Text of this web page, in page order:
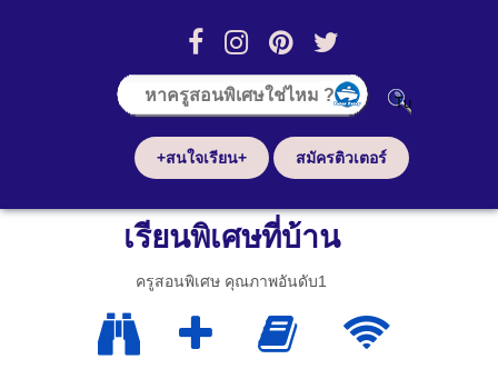
+สนใจเรียน+ สมัครติวเตอร์
เรียนพิเศษที่บ้าน
ครูสอนพิเศษ คุณภาพอันดับ1